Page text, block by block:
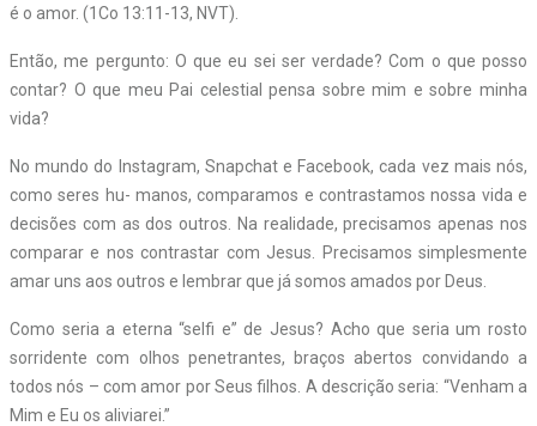
é o amor. (1Co 13:11-13, NVT).
Então, me pergunto: O que eu sei ser verdade? Com o que posso
contar? O que meu Pai celestial pensa sobre mim e sobre minha
vida?
No mundo do Instagram, Snapchat e Facebook, cada vez mais nós,
como seres hu- manos, comparamos e contrastamos nossa vida e
decisões com as dos outros. Na realidade, precisamos apenas nos
comparar e nos contrastar com Jesus. Precisamos simplesmente
amar uns aos outros e lembrar que já somos amados por Deus.
Como seria a eterna “selfi e” de Jesus? Acho que seria um rosto
sorridente com olhos penetrantes, braços abertos convidando a
todos nós – com amor por Seus filhos. A descrição seria: “Venham a
Mim e Eu os aliviarei.”